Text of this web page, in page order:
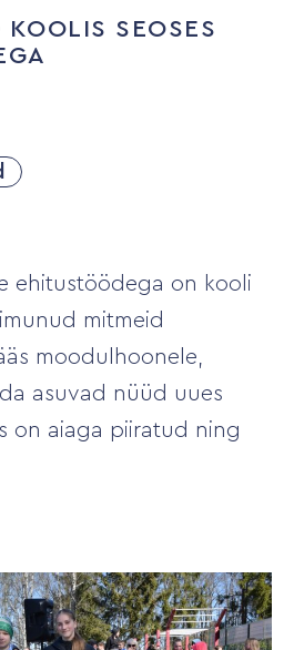
SEOSES
ehitustöödega on kooli
mitmeid
moodulhoonele,
asuvad nüüd uues
on aiaga piiratud ning